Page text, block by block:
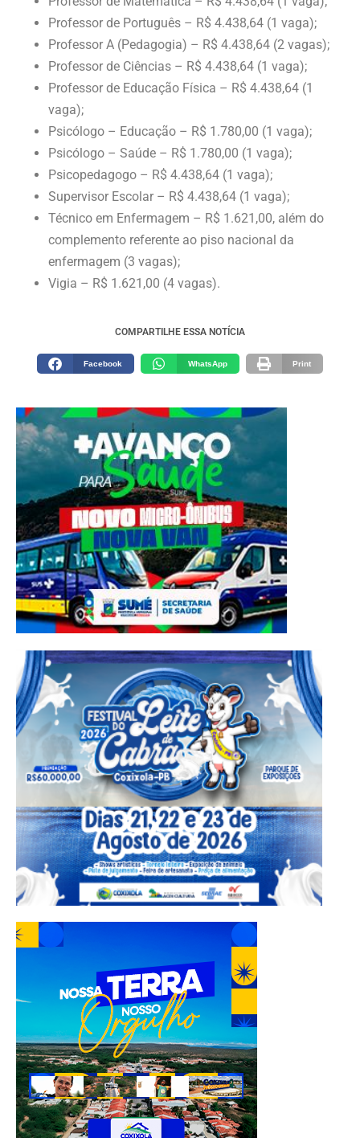
Professor de Português – R$ 4.438,64 (1 vaga);
Professor A (Pedagogia) – R$ 4.438,64 (2 vagas);
Professor de Ciências – R$ 4.438,64 (1 vaga);
Professor de Educação Física – R$ 4.438,64 (1
vaga);
Psicólogo – Educação – R$ 1.780,00 (1 vaga);
Psicólogo – Saúde – R$ 1.780,00 (1 vaga);
Psicopedagogo – R$ 4.438,64 (1 vaga);
Supervisor Escolar – R$ 4.438,64 (1 vaga);
Técnico em Enfermagem – R$ 1.621,00, além do
complemento referente ao piso nacional da
enfermagem (3 vagas);
Vigia – R$ 1.621,00 (4 vagas).
COMPARTILHE ESSA NOTÍCIA
Facebook WhatsApp Print